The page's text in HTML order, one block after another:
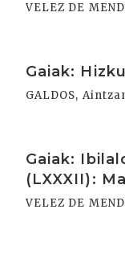
VELEZ DE
Gaiak:
GALDOS,
Gaiak:
(LXXXII):
VELEZ DE